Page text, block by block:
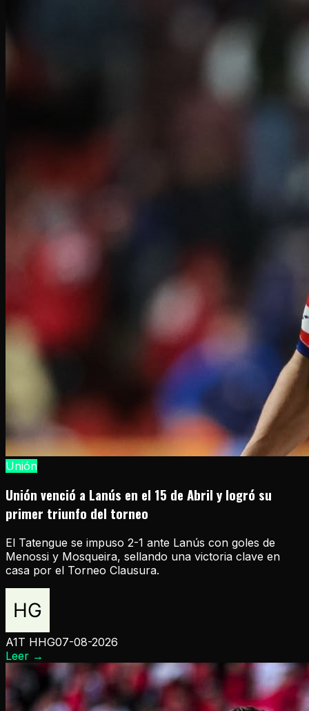
Unión
Unión venció a Lanús en el 15 de Abril y logró su
primer triunfo del torneo
El Tatengue se impuso 2-1 ante Lanús con goles de
Menossi y Mosqueira, sellando una victoria clave en
casa por el Torneo Clausura.
A1T HHG07-08-2026
Leer →